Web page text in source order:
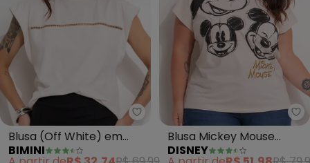
Bimini - Blusa (Off White) em
Blusa (Off White) em
Malha de Algodão
BIMINI
Blusa Mickey Mouse
(Bege)
DISNEY